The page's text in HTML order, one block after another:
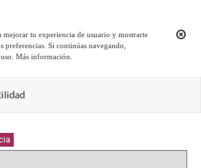
mejorar tu experiencia de usuario y mostrarte
preferencias. Si continúas navegando,
uso.Más información